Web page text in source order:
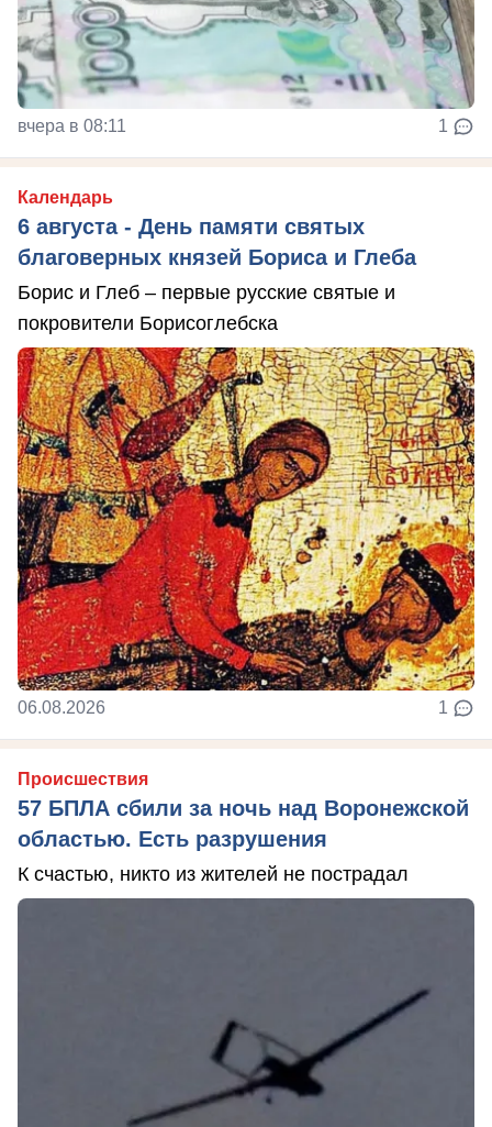
вчера в 08:11 1
Календарь
6 августа - День памяти святых
благоверных князей Бориса и Глеба
Борис и Глеб – первые русские святые и
покровители Борисоглебска
06.08.2026 1
Происшествия
57 БПЛА сбили за ночь над Воронежской
областью. Есть разрушения
К счастью, никто из жителей не пострадал